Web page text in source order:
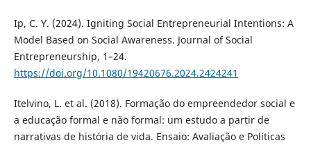
Ip, C. Y. (2024). Igniting Social Entrepreneurial Intentions: A
Model Based on Social Awareness. Journal of Social
Entrepreneurship, 1–24.
https://doi.org/10.1080/19420676.2024.2424241
Itelvino, L. et al. (2018). Formação do empreendedor social e
a educação formal e não formal: um estudo a partir de
narrativas de história de vida. Ensaio: Avaliação e Políticas